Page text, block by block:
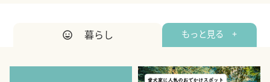
暮らし もっと見る +